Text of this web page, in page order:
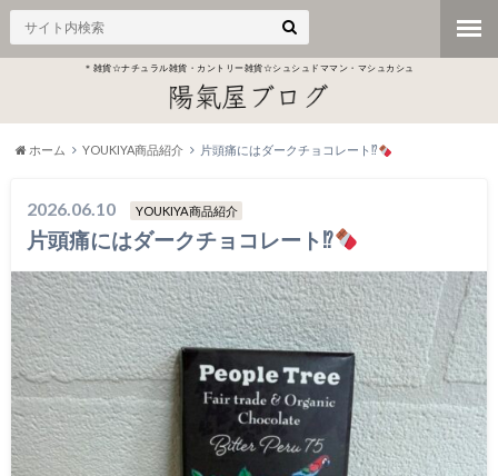
＊雑貨☆ナチュラル雑貨・カントリー雑貨☆シュシュドママン・マシュカシュ
ホーム YOUKIYA商品紹介 片頭痛にはダークチョコレート⁉
2026.06.10 YOUKIYA商品紹介
片頭痛にはダークチョコレート⁉